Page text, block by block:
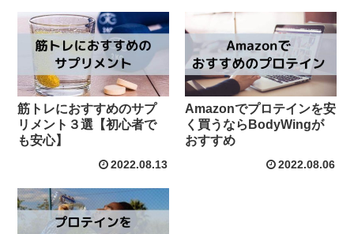
筋トレにおすすめのサプ
リメント３選【初心者で
も安心】
2022.08.13
Amazonでプロテインを安
く買うならBodyWingが
おすすめ
2022.08.06